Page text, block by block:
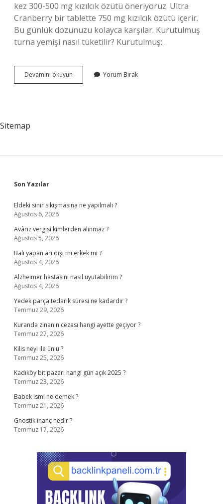
kez 300-500 mg kızılcık özütü öneriyoruz. Ultra
Cranberry bir tablette 750 mg kızılcık özütü içerir.
Bu günlük dozunuzu kolayca karşılar. Kurutulmuş
turna yemişi nasıl tüketilir? Kurutulmuş:…
Devamını okuyun
Ne
Yorum Bırak
Sitemap
Sidebar
Son Yazılar
Eldeki sinir sıkışmasına ne yapılmalı ?
Ağustos 6, 2026
Avârız vergisi kimlerden alınmaz ?
Ağustos 5, 2026
Balı yapan arı dişi mi erkek mi ?
Ağustos 4, 2026
Alzheimer hastasını nasıl uyutabilirim ?
Ağustos 4, 2026
Yedek parça tedarik süresi ne kadardır ?
Temmuz 29, 2026
Kuranda zinanın cezası hangi ayette geçiyor ?
Temmuz 27, 2026
Kilis neyi ile ünlü ?
Temmuz 25, 2026
Kadıköy bit pazarı hangi gün açık 2025 ?
Temmuz 23, 2026
Babek ismi ne demek ?
Temmuz 21, 2026
Gnostik inanç nedir ?
Temmuz 17, 2026